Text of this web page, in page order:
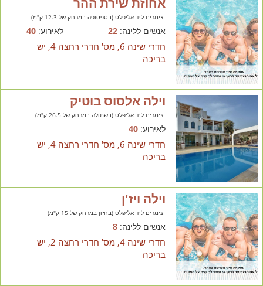
צימרים ליד אליפלט (בספסופה במרחק של 12.3 ק"מ)
אנשים ללינה:22 לאירוע:40
חדרי שינה 6, מס' חדרי רחצה 4, יש
בריכה
וילה אלסוס בוטיק
צימרים ליד אליפלט (בשתולה במרחק של 26.5 ק"מ)
לאירוע:40
חדרי שינה 6, מס' חדרי רחצה 4, יש
בריכה
וילה ויז'ן
צימרים ליד אליפלט (בחזון במרחק של 15 ק"מ)
אנשים ללינה:8
חדרי שינה 4, מס' חדרי רחצה 2, יש
בריכה